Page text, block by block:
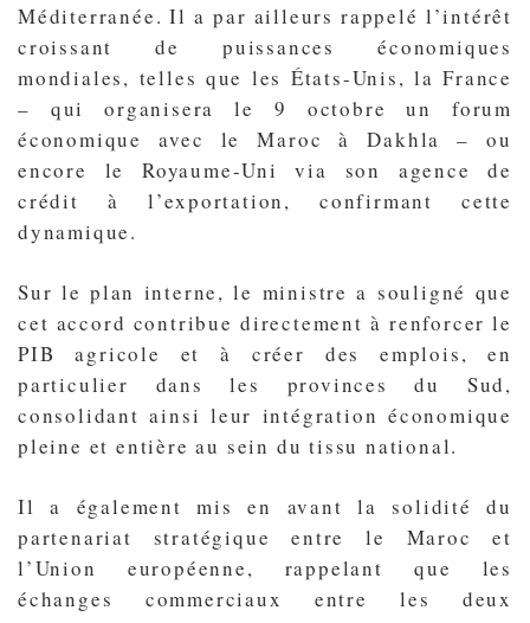
Méditerranée. Il a par ailleurs rappelé l’intérêt
croissant de puissances économiques
mondiales, telles que les États-Unis, la France
– qui organisera le 9 octobre un forum
économique avec le Maroc à Dakhla – ou
encore le Royaume-Uni via son agence de
crédit à l’exportation, confirmant cette
dynamique.
Sur le plan interne, le ministre a souligné que
cet accord contribue directement à renforcer le
PIB agricole et à créer des emplois, en
particulier dans les provinces du Sud,
consolidant ainsi leur intégration économique
pleine et entière au sein du tissu national.
Il a également mis en avant la solidité du
partenariat stratégique entre le Maroc et
l’Union européenne, rappelant que les
échanges commerciaux entre les deux